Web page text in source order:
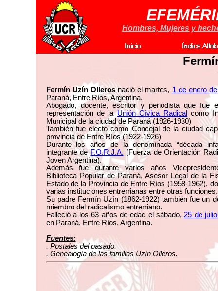
Hombres, Mujeres y
Fermín Uzín Ollerosnació el martes, 1 de enero
Paraná, Entre Ríos, Argentina.
Abogado, docente, escritor y periodista que fue
representación de laUnión Cívica Radical
como
Municipal de la ciudad de Paraná (1926-1930)
También fue electo como Concejal de la ciudad
provincia de Entre Ríos (1922-1926)
Durante los años de la denominada “década
integrante deF.O.R.J.A. (Fuerza de Orientación
Joven Argentina).
Además fue durante varios años
Biblioteca Popular de Paraná, Asesor Legal de la
Estado de la Provincia de Entre Ríos (1958-1962),
varias instituciones entrerrianas entre otras funciones.
Su padre Fermín Uzín (1862-1922) también fue un
miembro del radicalismo entrerriano.
Falleció a los 63 años de edad el sábado, 25 de
en Paraná, Entre Ríos, Argentina.
Fuentes:
. Postales del pasado.
. Genealogía de las familias Uzín Olleros.